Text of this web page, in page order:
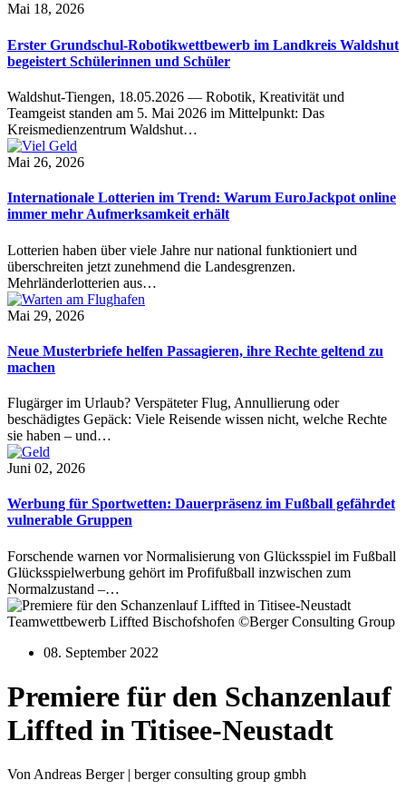
Mai 18, 2026
Erster Grundschul-Robotikwettbewerb im Landkreis Waldshut
begeistert Schülerinnen und Schüler
Waldshut-Tiengen, 18.05.2026 — Robotik, Kreativität und
Teamgeist standen am 5. Mai 2026 im Mittelpunkt: Das
Kreismedienzentrum Waldshut…
Mai 26, 2026
Internationale Lotterien im Trend: Warum EuroJackpot online
immer mehr Aufmerksamkeit erhält
Lotterien haben über viele Jahre nur national funktioniert und
überschreiten jetzt zunehmend die Landesgrenzen.
Mehrländerlotterien aus…
Mai 29, 2026
Neue Musterbriefe helfen Passagieren, ihre Rechte geltend zu
machen
Flugärger im Urlaub? Verspäteter Flug, Annullierung oder
beschädigtes Gepäck: Viele Reisende wissen nicht, welche Rechte
sie haben – und…
Juni 02, 2026
Werbung für Sportwetten: Dauerpräsenz im Fußball gefährdet
vulnerable Gruppen
Forschende warnen vor Normalisierung von Glücksspiel im Fußball
Glücksspielwerbung gehört im Profifußball inzwischen zum
Normalzustand –…
Teamwettbewerb Liffted Bischofshofen ©Berger Consulting Group
08. September 2022
Premiere für den Schanzenlauf
Liffted in Titisee-Neustadt
Von Andreas Berger | berger consulting group gmbh